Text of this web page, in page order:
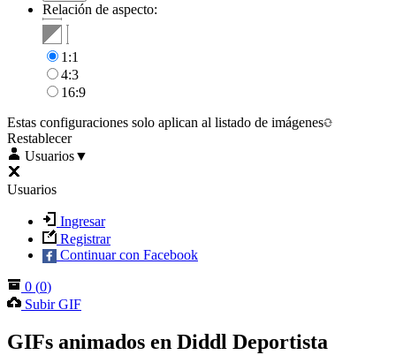
Relación de aspecto:
1:1
4:3
16:9
Estas configuraciones solo aplican al listado de imágenes
Restablecer
Usuarios▼
Usuarios
Ingresar
Registrar
Continuar con Facebook
0 (0)
Subir GIF
GIFs animados en Diddl Deportista